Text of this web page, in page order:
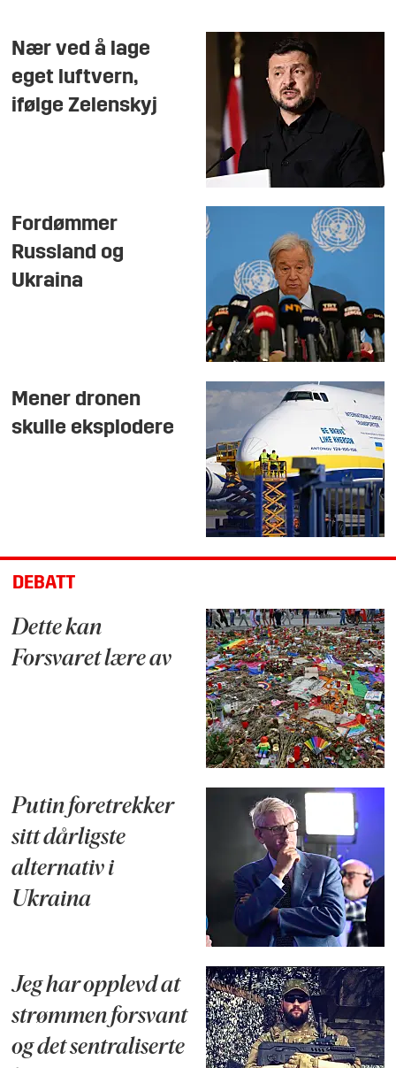
Nær ved å lage
eget luftvern,
ifølge Zelenskyj
Fordømmer
Russland og
Ukraina
Mener dronen
skulle eksplodere
DEBATT
Dette kan
Forsvaret lære av
Putin foretrekker
sitt dårligste
alternativ i
Ukraina
Jeg har opplevd at
strømmen forsvant
og det sentraliserte